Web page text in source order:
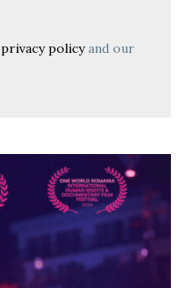
privacy policyand our